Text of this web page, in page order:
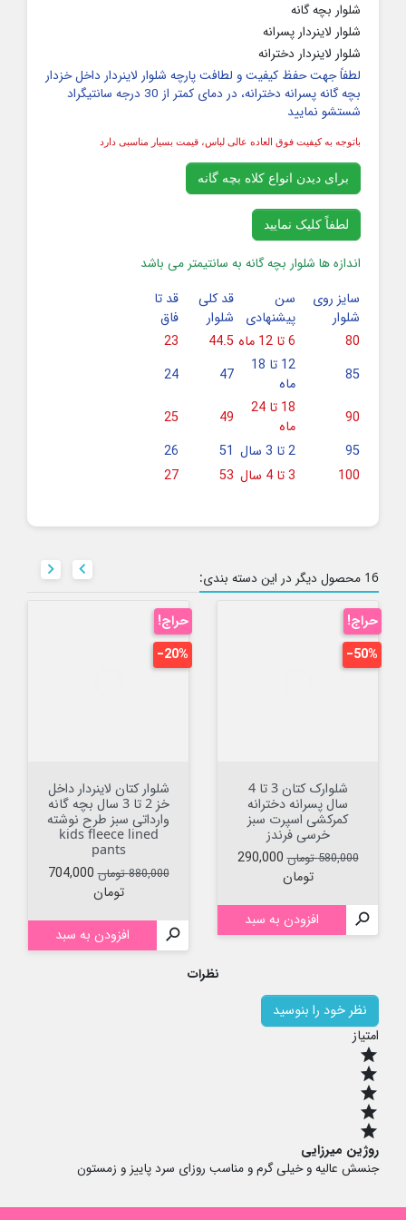
شلوار بچه گانه
شلوار لاینردار پسرانه
شلوار لاینردار دخترانه
لطفاً جهت حفظ کیفیت و لطافت پارچه شلوار لاینردار داخل خزدار
بچه گانه پسرانه دخترانه، در دمای کمتر از 30 درجه سانتیگراد
شستشو نمایید
باتوجه به کیفیت فوق العاده عالی لباس، قیمت بسیار مناسبی دارد
برای دیدن انواع کلاه بچه گانه
لطفاً کلیک نمایید
اندازه ها شلوار بچه گانه به سانتیمتر می باشد
سایز روی
شلوار
سن
پیشنهادی
قد کلی
شلوار
قد تا
فاق
80
6 تا 12 ماه 44.5
23
85
12 تا 18
ماه
47
24
90
18 تا 24
ماه
49
25
95
2 تا 3 سال 51
26
100
3 تا 4 سال 53
27
16 محصول دیگر در این دسته بندی: 
شلوارک کتان 3 تا 4
سال پسرانه دخترانه
کمرکشی اسپرت سبز
خرسی فرندز
قیمت عادی
580,000 تومان قیمت
290,000
تومان
 افزودن به سبد
حراج!
‎−50%
شلوار کتان لاینردار داخل
خز 2 تا 3 سال بچه گانه
وارداتی سبز طرح نوشته
kids fleece lined
pants
قیمت عادی
880,000 تومان قیمت
704,000
تومان
 افزودن به سبد
حراج!
‎−20%

نظرات
نظر خود را بنوسید
امتیاز
star
star
star
star
star
روژین میرزایی
جنسش عالیه و خیلی گرم و مناسب روزای سرد پاییز و زمستون